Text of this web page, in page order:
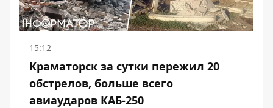
15:12
Краматорск за сутки пережил 20
обстрелов, больше всего
авиаударов КАБ-250